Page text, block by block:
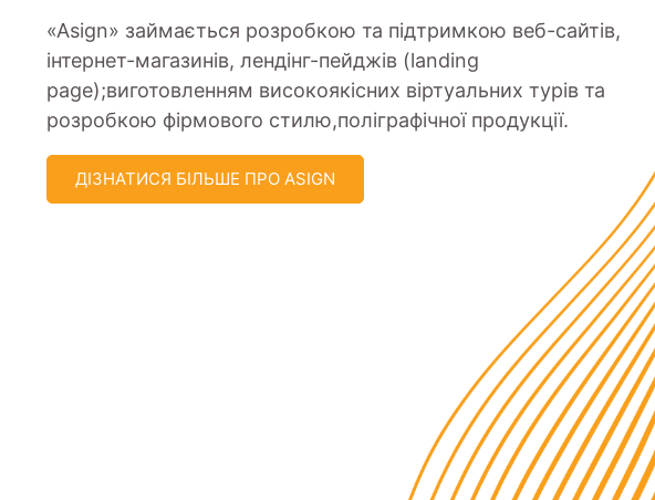
«Asign» займається розробкою та підтримкою веб-сайтів,
інтернет-магазинів, лендінг-пейджів (landing
page);виготовленням високоякісних віртуальних турів та
розробкою фірмового стилю,поліграфічної продукції.
ДІЗНАТИСЯ БІЛЬШЕ ПРО ASIGN